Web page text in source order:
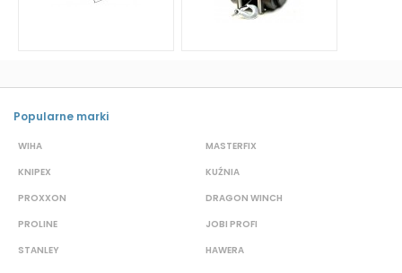
Popularne marki
WIHA
KNIPEX
PROXXON
PROLINE
STANLEY
MASTERFIX
KUŹNIA
DRAGON WINCH
JOBI PROFI
HAWERA